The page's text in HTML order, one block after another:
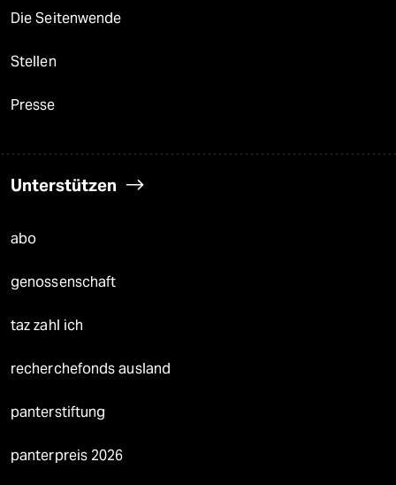
Die Seitenwende
Stellen
Presse
Unterstützen
abo
genossenschaft
taz zahl ich
recherchefonds ausland
panterstiftung
panterpreis 2026